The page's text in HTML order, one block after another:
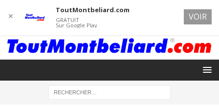
✕
ToutMontbeliard.com
GRATUIT
Sur Google Play
VOIR